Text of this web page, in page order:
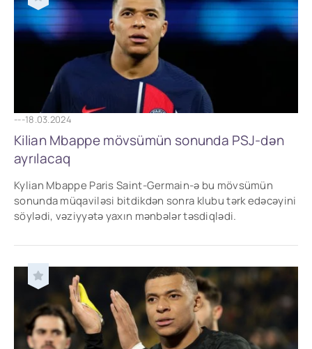
---18.03.2024
Kilian Mbappe mövsümün sonunda PSJ-dən
ayrılacaq
Kylian Mbappe Paris Saint-Germain-ə bu mövsümün
sonunda müqaviləsi bitdikdən sonra klubu tərk edəcəyini
söylədi, vəziyyətə yaxın mənbələr təsdiqlədi.